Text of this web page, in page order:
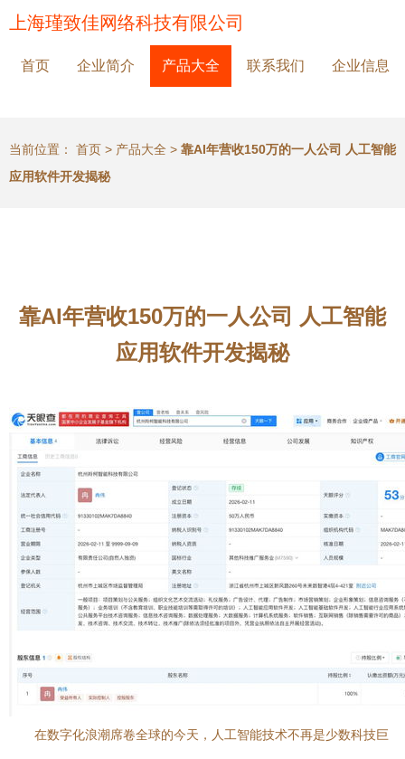
上海瑾致佳网络科技有限公司
首页 企业简介 产品大全 联系我们 企业信息
当前位置： 首页 > 产品大全 > 靠AI年营收150万的一人公司 人工智能
应用软件开发揭秘
靠AI年营收150万的一人公司 人工智能
应用软件开发揭秘
在数字化浪潮席卷全球的今天，人工智能技术不再是少数科技巨